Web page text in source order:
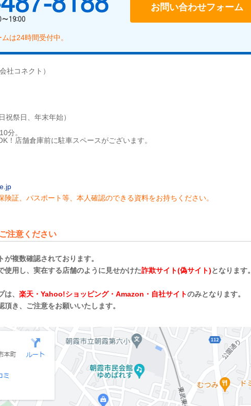
お問い合わせフォーム
は24時間受付中。
社コネクト）
祭日、年末年始）
分。
！店舗倉庫前に駐車スペースがございます。
証、パスポート等、本人確認のできる資料をお持ちください。
注意ください
複数確認されております。
使用し、実在する店舗のように見せかけた詐欺サイト(偽サイト)となります。
、 楽天・Yahoo!ショッピング・Amazon・自社サイトのみとなります。
き、ご注意をお願いいたします。